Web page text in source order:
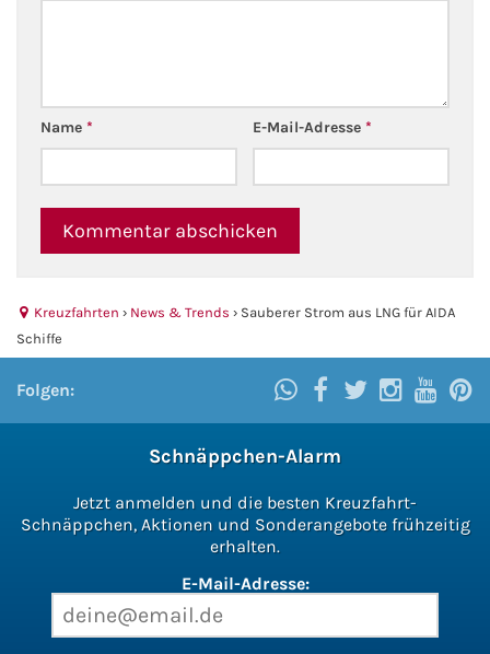
Fähre nach Lettland
Wissenswertes
Kreuzfahrt-Newsletter
Kreuzfahrt-Bücher
Kreuzfahrt-Quiz
Reiseversicherungen
Kreuzfahrt-Themen
Name * E-Mail-Adresse *
Kreuzfahrten › News & Trends › Sauberer Strom aus LNG für AIDA
Schiffe
Folgen:
Schnäppchen-Alarm
Jetzt anmelden und die besten Kreuzfahrt-
Schnäppchen, Aktionen und Sonderangebote frühzeitig
erhalten.
E-Mail-Adresse: